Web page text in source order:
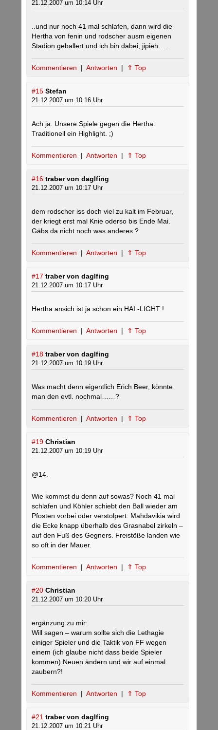
21.12.2007 um 10:14 Uhr
..und nur noch 41 mal schlafen, dann wird die
Hertha von fenin und rodscher ausm eigenen
Stadion geballert und ich bin dabei, jipieh…..
Kommentieren | Antworten | ⇑ Top
#15 Stefan
21.12.2007 um 10:16 Uhr
Ach ja. Unsere Spiele gegen die Hertha.
Traditionell ein Highlight. ;)
Kommentieren | Antworten | ⇑ Top
#16 traber von daglfing
21.12.2007 um 10:17 Uhr
dem rodscher iss doch viel zu kalt im Februar,
der kriegt erst mal Knie oderso bis Ende Mai.
Gäbs da nicht noch was anderes ?
Kommentieren | Antworten | ⇑ Top
#17 traber von daglfing
21.12.2007 um 10:17 Uhr
Hertha ansich ist ja schon ein HAI -LIGHT !
Kommentieren | Antworten | ⇑ Top
#18 traber von daglfing
21.12.2007 um 10:19 Uhr
Was macht denn eigentlich Erich Beer, könnte
man den evtl. nochmal……?
Kommentieren | Antworten | ⇑ Top
#19 Christian
21.12.2007 um 10:19 Uhr
@14.
Wie kommst du denn auf sowas? Noch 41 mal
schlafen und Köhler schiebt den Ball wieder am
Pfosten vorbei oder verstolpert. Mahdavikia wird
die Ecke knapp überhalb des Grasnabel zirkeln –
auf den Fuß des Gegners. Freistöße landen wie
so oft in der Mauer.
Kommentieren | Antworten | ⇑ Top
#20 Christian
21.12.2007 um 10:20 Uhr
ergänzung zu mir:
Will sagen – warum sollte sich die Lethagie
einiger Spieler und die Taktik von FF wegen
einem (ich glaube nicht dass beide Spieler
kommen) Neuen ändern und wir auf einmal
zaubern?!
Kommentieren | Antworten | ⇑ Top
#21 traber von daglfing
21.12.2007 um 10:21 Uhr